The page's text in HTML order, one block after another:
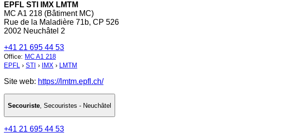
EPFL STI IMX LMTM
MC A1 218 (Bâtiment MC)
Rue de la Maladière 71b, CP 526
2002 Neuchâtel 2
+41 21 695 44 53
Office: MC A1 218
EPFL › STI › IMX › LMTM
Site web: https://lmtm.epfl.ch/
Secouriste Secouristes - Neuchâtel
+41 21 695 44 53